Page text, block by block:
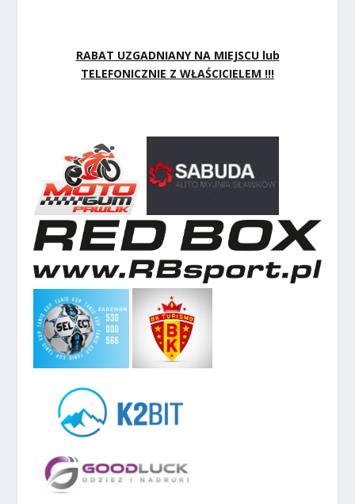
RABAT UZGADNIANY NA MIEJSCU lub
TELEFONICZNIE Z WŁAŚCICIELEM !!!